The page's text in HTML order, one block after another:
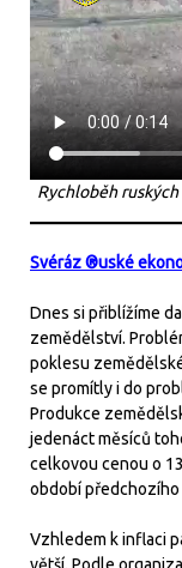
Rychloběh
Svéráz ®uské
Dnes si přiblížíme
zemědělství.
poklesu
se promítly i do
Produkce
jedenáct měsíců
celkovou cenou o
období předchozího
Vzhledem k inflaci